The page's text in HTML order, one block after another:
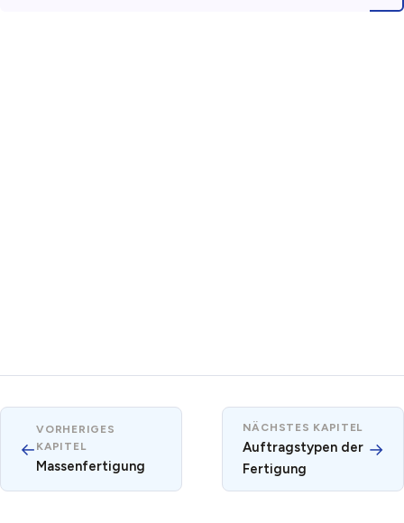
←
VORHERIGES
KAPITEL
Massenfertigung
NÄCHSTES KAPITEL
Auftragstypen der
Fertigung
→